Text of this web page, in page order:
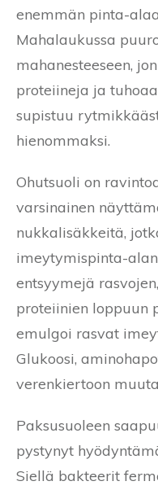
enemmän pinta-
Mahalaukussa
mahanesteeseen,
proteiineja ja
supistuu
hienommaksi.
Ohutsuoli on
varsinainen
nukkalisäkkeitä,
imeytymispinta-
entsyymejä
proteiinien loppuun
emulgoi rasvat
Glukoosi,
verenkiertoon
Paksusuoleen
pystynyt
Siellä bakteerit